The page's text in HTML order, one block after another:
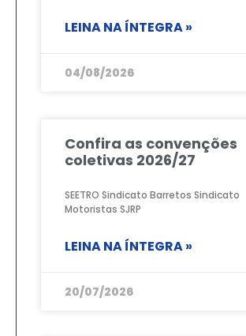
LEINA NA ÍNTEGRA »
04/08/2026
Confira as convenções
coletivas 2026/27
SEETRO Sindicato Barretos Sindicato
Motoristas SJRP
LEINA NA ÍNTEGRA »
20/07/2026